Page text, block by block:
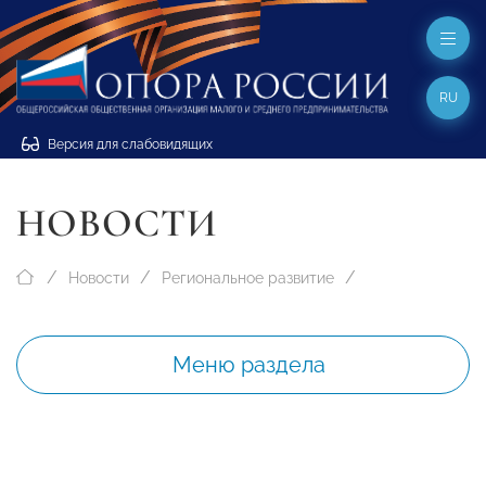
Версия для слабовидящих
RU
НОВОСТИ
Новости Региональное развитие
Меню раздела